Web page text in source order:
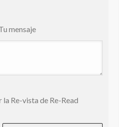
mensaje
Re-vista de Re-Read